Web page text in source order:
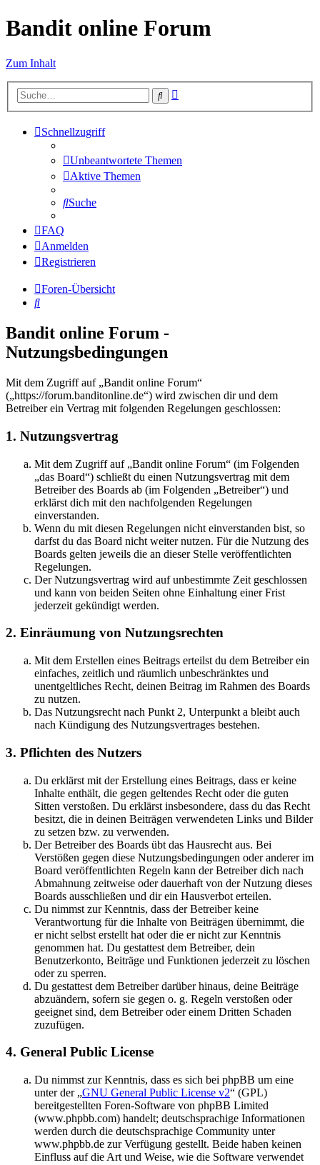
Bandit online Forum
Zum Inhalt
Suche
Schnellzugriff
Unbeantwortete Themen
Aktive Themen
Suche
FAQ
Anmelden
Registrieren
Foren-Übersicht
Suche
Bandit online Forum -
Nutzungsbedingungen
Mit dem Zugriff auf „Bandit online Forum“
(„https://forum.banditonline.de“) wird zwischen dir und dem
Betreiber ein Vertrag mit folgenden Regelungen geschlossen:
1. Nutzungsvertrag
Mit dem Zugriff auf „Bandit online Forum“ (im Folgenden
„das Board“) schließt du einen Nutzungsvertrag mit dem
Betreiber des Boards ab (im Folgenden „Betreiber“) und
erklärst dich mit den nachfolgenden Regelungen
einverstanden.
Wenn du mit diesen Regelungen nicht einverstanden bist, so
darfst du das Board nicht weiter nutzen. Für die Nutzung des
Boards gelten jeweils die an dieser Stelle veröffentlichten
Regelungen.
Der Nutzungsvertrag wird auf unbestimmte Zeit geschlossen
und kann von beiden Seiten ohne Einhaltung einer Frist
jederzeit gekündigt werden.
2. Einräumung von Nutzungsrechten
Mit dem Erstellen eines Beitrags erteilst du dem Betreiber ein
einfaches, zeitlich und räumlich unbeschränktes und
unentgeltliches Recht, deinen Beitrag im Rahmen des Boards
zu nutzen.
Das Nutzungsrecht nach Punkt 2, Unterpunkt a bleibt auch
nach Kündigung des Nutzungsvertrages bestehen.
3. Pflichten des Nutzers
Du erklärst mit der Erstellung eines Beitrags, dass er keine
Inhalte enthält, die gegen geltendes Recht oder die guten
Sitten verstoßen. Du erklärst insbesondere, dass du das Recht
besitzt, die in deinen Beiträgen verwendeten Links und Bilder
zu setzen bzw. zu verwenden.
Der Betreiber des Boards übt das Hausrecht aus. Bei
Verstößen gegen diese Nutzungsbedingungen oder anderer im
Board veröffentlichten Regeln kann der Betreiber dich nach
Abmahnung zeitweise oder dauerhaft von der Nutzung dieses
Boards ausschließen und dir ein Hausverbot erteilen.
Du nimmst zur Kenntnis, dass der Betreiber keine
Verantwortung für die Inhalte von Beiträgen übernimmt, die
er nicht selbst erstellt hat oder die er nicht zur Kenntnis
genommen hat. Du gestattest dem Betreiber, dein
Benutzerkonto, Beiträge und Funktionen jederzeit zu löschen
oder zu sperren.
Du gestattest dem Betreiber darüber hinaus, deine Beiträge
abzuändern, sofern sie gegen o. g. Regeln verstoßen oder
geeignet sind, dem Betreiber oder einem Dritten Schaden
zuzufügen.
4. General Public License
Du nimmst zur Kenntnis, dass es sich bei phpBB um eine
unter der „GNU General Public License v2“ (GPL)
bereitgestellten Foren-Software von phpBB Limited
(www.phpbb.com) handelt; deutschsprachige Informationen
werden durch die deutschsprachige Community unter
www.phpbb.de zur Verfügung gestellt. Beide haben keinen
Einfluss auf die Art und Weise, wie die Software verwendet